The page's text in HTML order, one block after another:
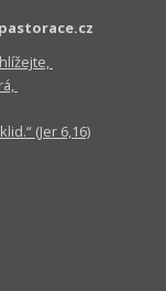
(Jer 6,16)